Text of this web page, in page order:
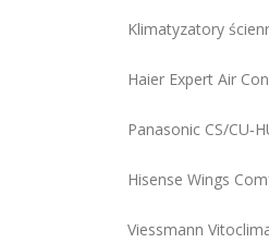
Klimatyzatory
Haier Expert Air
Panasonic CS/
Hisense Wings
Viessmann